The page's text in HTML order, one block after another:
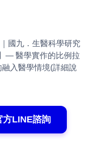
國九．生醫科學研究
— 醫學實作的比例拉
入醫學情境(詳細說
方LINE諮詢